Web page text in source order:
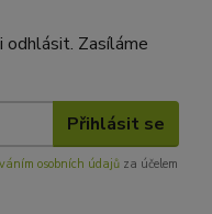
Zasíláme
Přihlásit se
osobních údajů za účelem